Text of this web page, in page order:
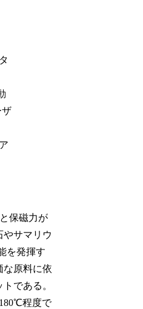
ザ
保磁力が
やサマリウ
を発揮す
な原料に依
である。
程度で